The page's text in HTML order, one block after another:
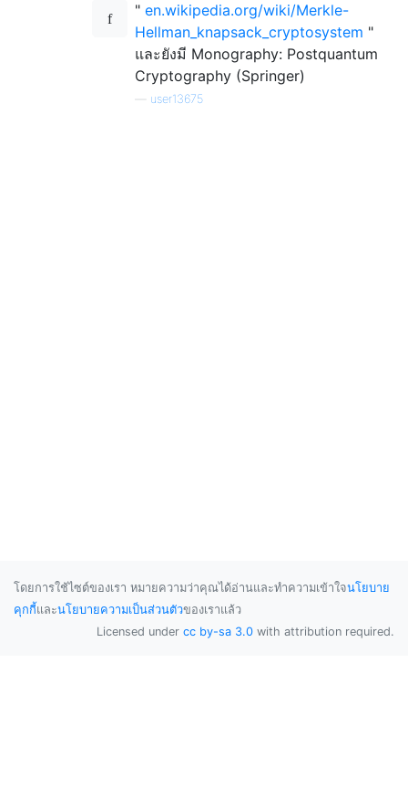
" en.wikipedia.org/wiki/Merkle-
Hellman_knapsack_cryptosystem "
และยังมี Monography: Postquantum
Cryptography (Springer)
user13675
โดยการใช้ไซต์ของเรา หมายความว่าคุณได้อ่านและทำความเข้าใจนโยบาย
คุกกี้และนโยบายความเป็นส่วนตัวของเราแล้ว
Licensed under cc by-sa 3.0 with attribution required.